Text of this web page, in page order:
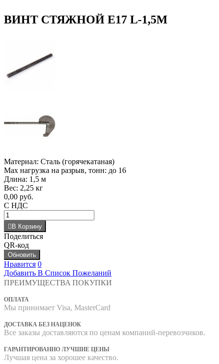
ВИНТ СТЯЖНОЙ E17 L-1,5М
Материал: Сталь (горячекатаная)
Max нагрузка на разрыв, тонн: до 16
Длина: 1,5 м
Вес: 2,25 кг
0,00 руб.
С НДС
В Корзину
Поделиться
QR-код
Нравится 0
Добавить В Список Пожеланий
ПРЕИМУЩЕСТВА ПОКУПКИ
ОПЛАТА
Мы принимает Visa, MasterCard
ДОСТАВКА БЕЗ НАЦЕНОК
Все заказы доставляются по ценам компаний-перевозчиков.
ГАРАНТИРОВАННО ЛУЧШИЕ ЦЕНЫ
Лучшая цена за хорошее качество.